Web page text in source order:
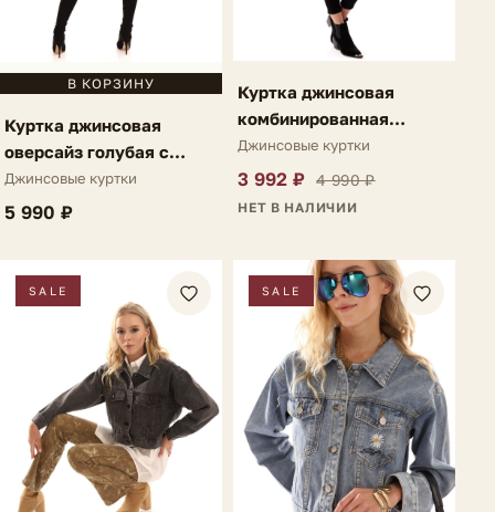
В КОРЗИНУ
Куртка джинсовая
оверсайз голубая с
вышивкой Annie
Джинсовые куртки
5 990 ₽
Куртка джинсовая
комбинированная
голубая Millazo
Джинсовые куртки
3 992 ₽ 4 990 ₽
НЕТ В НАЛИЧИИ
SALE SALE